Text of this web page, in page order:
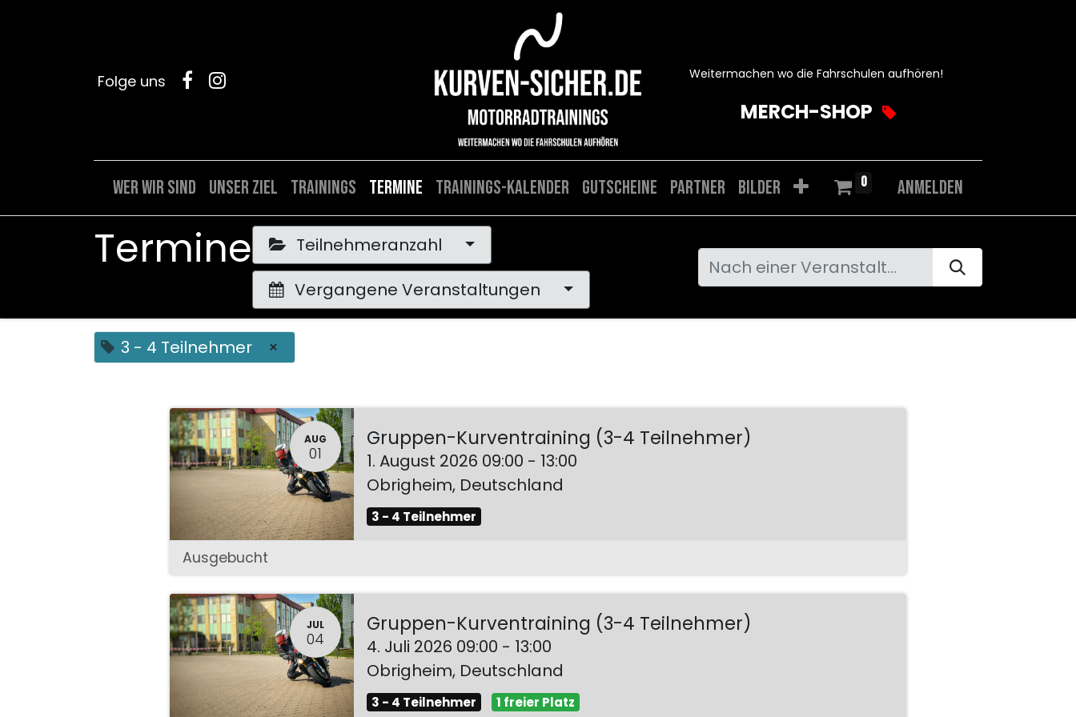
Folge uns Weitermachen wo die Fahrschulen aufhören!
MERCH-SHOP
Wer wir sind Unser Ziel Trainings Termine Trainings-Kalender Gutscheine Partner Bilder 0 Anmelden
Termine
Teilnehmeranzahl
Vergangene Veranstaltungen
3 - 4 Teilnehmer ×
AUG
01
Gruppen-Kurventraining (3-4 Teilnehmer)
1. August 2026 09:00 - 13:00
Obrigheim, Deutschland
3 - 4 Teilnehmer
Ausgebucht
JUL
04
Gruppen-Kurventraining (3-4 Teilnehmer)
4. Juli 2026 09:00 - 13:00
Obrigheim, Deutschland
3 - 4 Teilnehmer 1 freier Platz